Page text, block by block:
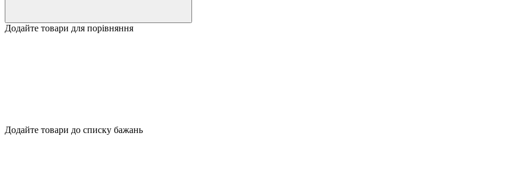
Додайте товари для порівняння
Додайте товари до списку бажань